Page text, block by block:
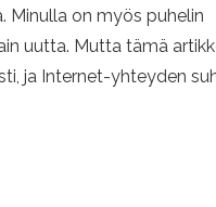
Minulla on myös puhelin
uutta. Mutta tämä
ja Internet-yhteyden